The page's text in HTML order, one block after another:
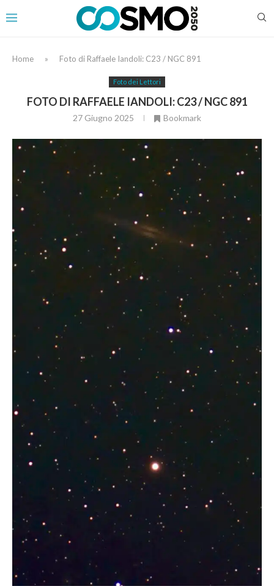
Home » Foto di Raffaele Iandoli: C23 / NGC 891
Foto dei Lettori
FOTO DI RAFFAELE IANDOLI: C23 / NGC 891
27 Giugno 2025 Bookmark